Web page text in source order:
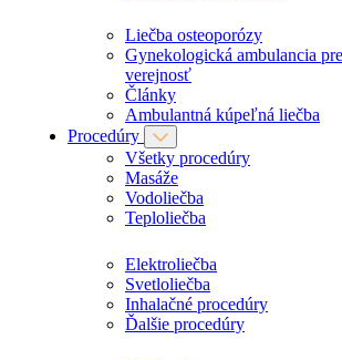
Liečba osteoporózy
Gynekologická ambulancia pre
verejnosť
Články
Ambulantná kúpeľná liečba
Procedúry
Všetky procedúry
Masáže
Vodoliečba
Teploliečba
Elektroliečba
Svetloliečba
Inhalačné procedúry
Ďalšie procedúry